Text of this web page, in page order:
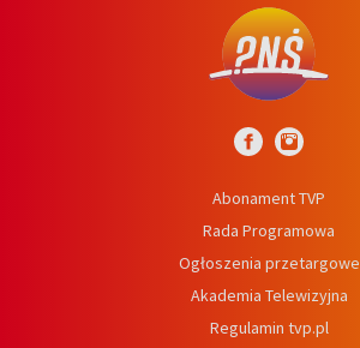
Abonament TVP
Rada Programowa
Ogłoszenia przetargowe
Akademia Telewizyjna
Regulamin tvp.pl